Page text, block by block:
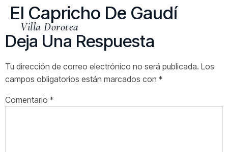
Villa Dorotea
El Capricho De Gaudí
Deja Una Respuesta
Tu dirección de correo electrónico no será publicada. Los
campos obligatorios están marcados con *
Comentario *